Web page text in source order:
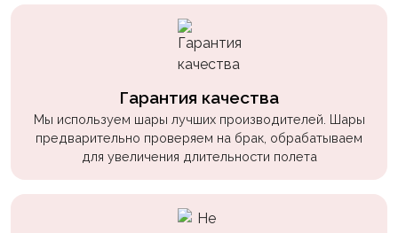
Гарантия качества
Мы используем шары лучших производителей. Шары
предварительно проверяем на брак, обрабатываем
для увеличения длительности полета
Вечеринка
Девочкам